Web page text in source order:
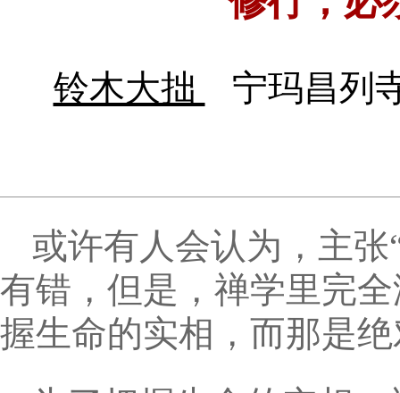
铃木大拙 宁玛昌列
或许有人会认为，主
有错，但是，禅学里完
握生命的实相，而那是